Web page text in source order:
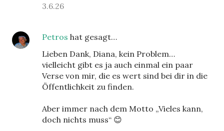
3.6.26
Petros hat gesagt…
Lieben Dank, Diana, kein Problem…
vielleicht gibt es ja auch einmal ein paar
Verse von mir, die es wert sind bei dir in die
Öffentlichkeit zu finden.
Aber immer nach dem Motto „Vieles kann,
doch nichts muss“ 😊